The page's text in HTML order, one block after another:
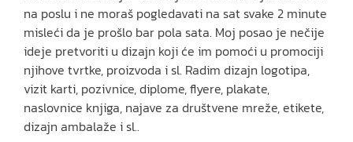
na poslu i ne moraš pogledavati na sat svake 2 minute
misleći da je prošlo bar pola sata. Moj posao je nečije
ideje pretvoriti u dizajn koji će im pomoći u promociji
njihove tvrtke, proizvoda i sl. Radim dizajn logotipa,
vizit karti, pozivnice, diplome, flyere, plakate,
naslovnice knjiga, najave za društvene mreže, etikete,
dizajn ambalaže i sl..